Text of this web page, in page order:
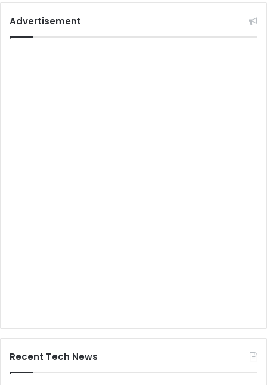
Advertisement
Recent Tech News